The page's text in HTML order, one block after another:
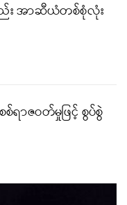
း အာဆီယံတစ်စုံလုံး
ာဇဝတ်မှုဖြင့် စွပ်စွဲ